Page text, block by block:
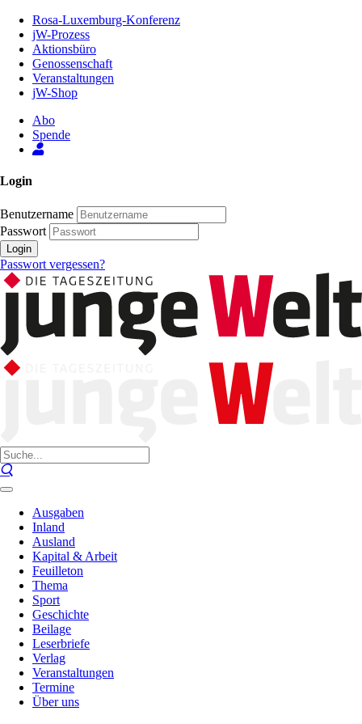
Inhalt
Seite
Rosa-Luxemburg-Konferenz
jW-Prozess
Aktionsbüro
Genossenschaft
Veranstaltungen
jW-Shop
Abo
Spende
Login
Benutzername
Passwort
Login
Passwort vergessen?
Ausgaben
Inland
Ausland
Kapital & Arbeit
Feuilleton
Thema
Sport
Geschichte
Beilage
Leserbriefe
Verlag
Veranstaltungen
Termine
Über uns